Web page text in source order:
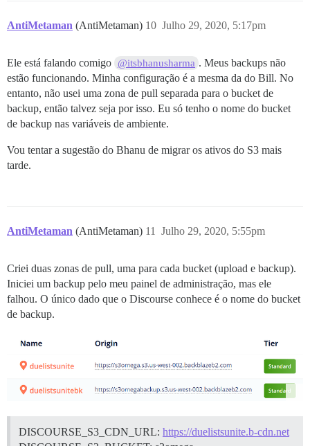
AntiMetaman (AntiMetaman) Julho 29, 2020, 5:17pm
10
Ele está falando comigo @itsbhanusharma . Meus backups não
estão funcionando. Minha configuração é a mesma da do Bill. No
entanto, não usei uma zona de pull separada para o bucket de
backup, então talvez seja por isso. Eu só tenho o nome do bucket
de backup nas variáveis de ambiente.
Vou tentar a sugestão do Bhanu de migrar os ativos do S3 mais
tarde.
AntiMetaman (AntiMetaman) Julho 29, 2020, 5:55pm
11
Criei duas zonas de pull, uma para cada bucket (upload e backup).
Iniciei um backup pelo meu painel de administração, mas ele
falhou. O único dado que o Discourse conhece é o nome do bucket
de backup.
DISCOURSE_S3_CDN_URL: https://duelistsunite.b-cdn.net